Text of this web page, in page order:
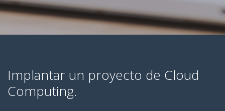
Implantar un proyecto de Cloud
Computing.